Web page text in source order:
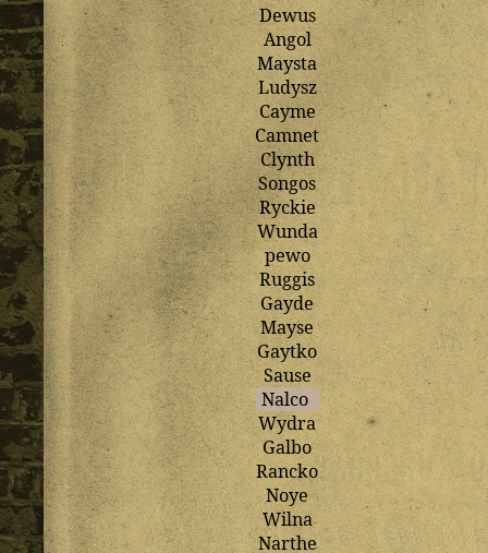
Dewus
Angol
Maysta
Ludysz
Cayme
Camnet
Clynth
Songos
Ryckie
Wunda
pewo
Ruggis
Gayde
Mayse
Gaytko
Sause
Nalco
Wydra
Galbo
Rancko
Noye
Wilna
Narthe